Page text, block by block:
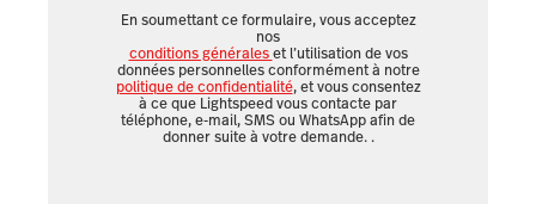
En soumettant ce formulaire, vous acceptez
nos
conditions généraleset l’utilisation de vos
données personnelles conformément à notre
politique de confidentialité, et vous consentez
à ce que Lightspeed vous contacte par
téléphone, e-mail, SMS ou WhatsApp afin de
donner suite à votre demande. .